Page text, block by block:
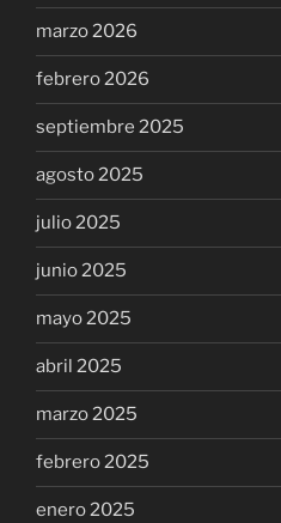
marzo 2026
febrero 2026
septiembre 2025
agosto 2025
julio 2025
junio 2025
mayo 2025
abril 2025
marzo 2025
febrero 2025
enero 2025